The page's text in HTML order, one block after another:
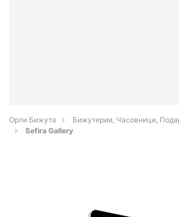
Орли Бижута
Бижутерии, Часовници,
Sefira Gallery